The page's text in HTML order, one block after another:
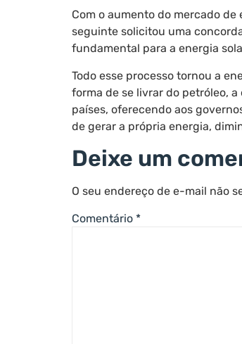
Com o aumento do mercado
seguinte solicitou uma
fundamental para a energia
Todo esse processo tornou a
forma de se livrar do petróleo,
países, oferecendo aos
de gerar a própria energia,
Deixe um
O seu endereço de e-mail não
Comentário *